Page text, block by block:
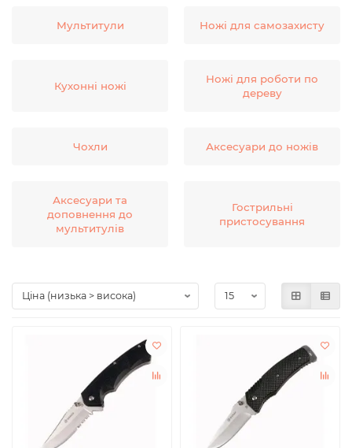
Мультитули Ножі для самозахисту
Кухонні ножі
Ножі для роботи по
дереву
Чохли Аксесуари до ножів
Аксесуари та
доповнення до
мультитулів
Гострильні
пристосування